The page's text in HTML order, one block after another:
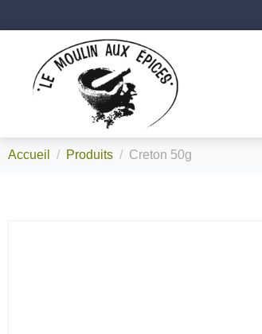
Accueil Produits Creton 50g